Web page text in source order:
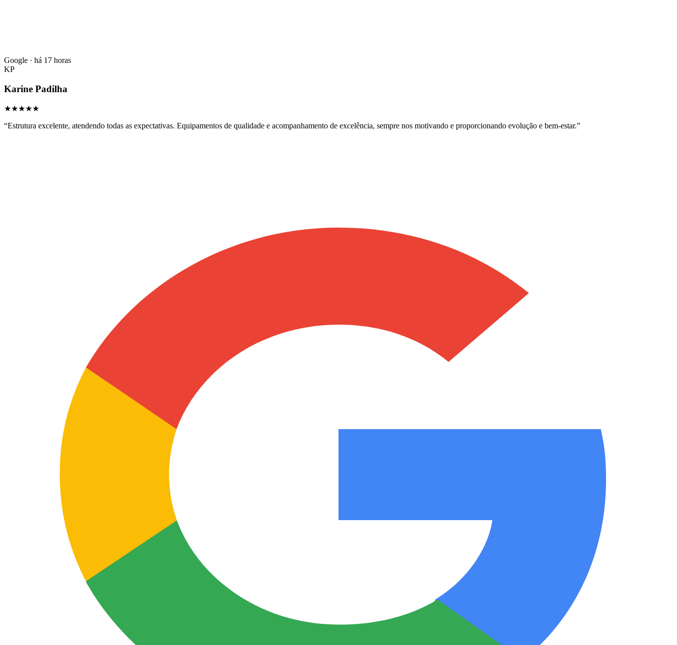
Google · há 17 horas
KP
Karine Padilha
★★★★★
“Estrutura excelente, atendendo todas as expectativas. Equipamentos de qualidade e acompanhamento de excelência, sempre nos motivando e proporcionando evolução e bem-estar.”